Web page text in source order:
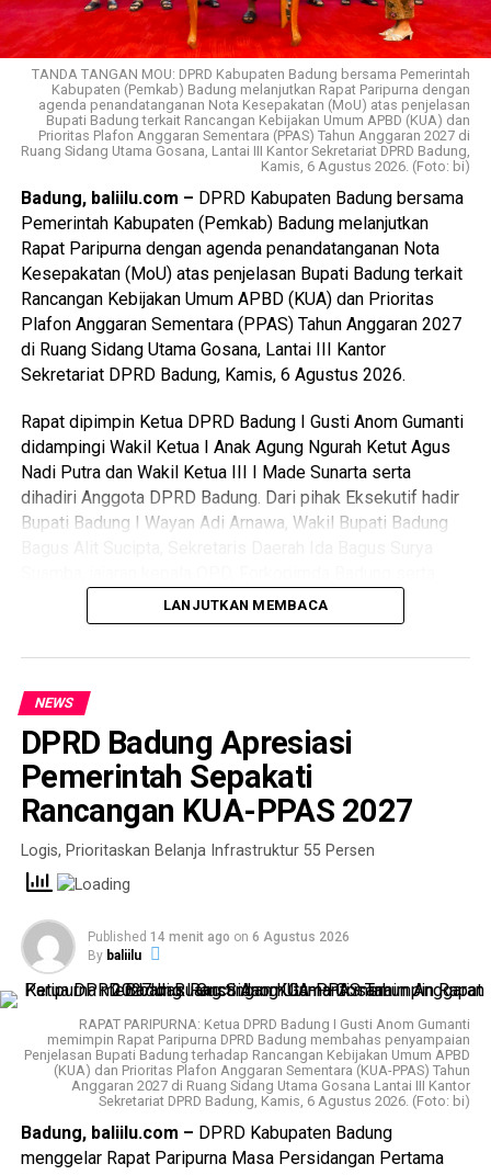
TANDA TANGAN MOU: DPRD Kabupaten Badung bersama Pemerintah
Kabupaten (Pemkab) Badung melanjutkan Rapat Paripurna dengan
agenda penandatanganan Nota Kesepakatan (MoU) atas penjelasan
Bupati Badung terkait Rancangan Kebijakan Umum APBD (KUA) dan
Prioritas Plafon Anggaran Sementara (PPAS) Tahun Anggaran 2027 di
Ruang Sidang Utama Gosana, Lantai III Kantor Sekretariat DPRD Badung,
Kamis, 6 Agustus 2026. (Foto: bi)
Badung, baliilu.com – DPRD Kabupaten Badung bersama
Pemerintah Kabupaten (Pemkab) Badung melanjutkan
Rapat Paripurna dengan agenda penandatanganan Nota
Kesepakatan (MoU) atas penjelasan Bupati Badung terkait
Rancangan Kebijakan Umum APBD (KUA) dan Prioritas
Plafon Anggaran Sementara (PPAS) Tahun Anggaran 2027
di Ruang Sidang Utama Gosana, Lantai III Kantor
Sekretariat DPRD Badung, Kamis, 6 Agustus 2026.
Rapat dipimpin Ketua DPRD Badung I Gusti Anom Gumanti
didampingi Wakil Ketua I Anak Agung Ngurah Ketut Agus
Nadi Putra dan Wakil Ketua III I Made Sunarta serta
dihadiri Anggota DPRD Badung. Dari pihak Eksekutif hadir
Bupati Badung I Wayan Adi Arnawa, Wakil Bupati Badung
tamu undangan lainnya.
Kesepakatan bersama Bupati Badung KUA-PPAS Tahun
Anggaran 2027.
Sesuai penjelasan I Gusti Made Putra Kencana, S.H.,
Kepala Bagian Fasilitas Pengawasan pada Sekretariat
DPRD Kabupaten Badung (Setwan Badung), Anom Gumanti
memaparkan bahwa APBD 2027 sudah mencapai angka Rp
14 triliun lebih.
Meski demikian, Anom Gumanti memberi saran kepada
Bupati Badung beserta OPD terkait bahwa bukan semata-
mata angkanya tinggi, tapi paling penting adalah tetap
menerapkan prinsip kehati-hatian, kemudian
menerjemahkan APBD itu memang betul-betul
menimbulkan asas manfaat bagi masyarakat Badung.
Oleh karena itu, Anom Gumanti berharap mudah-mudahan
setiap tahun seperti yang sudah dilaporkan Pendapatan
Asli Daerah (PAD) Badung bisa semakin meningkat dan
tahun berikutnya meningkat pula.
LANJUTKAN MEMBACA
NEWS
DPRD Badung Apresiasi
Pemerintah Sepakati
Rancangan KUA-PPAS 2027
Logis, Prioritaskan Belanja Infrastruktur 55 Persen
Published 14 menit ago on 6 Agustus 2026
By baliilu
RAPAT PARIPURNA: Ketua DPRD Badung I Gusti Anom Gumanti
memimpin Rapat Paripurna DPRD Badung membahas penyampaian
Penjelasan Bupati Badung terhadap Rancangan Kebijakan Umum APBD
(KUA) dan Prioritas Plafon Anggaran Sementara (KUA-PPAS) Tahun
Anggaran 2027 di Ruang Sidang Utama Gosana Lantai III Kantor
Sekretariat DPRD Badung, Kamis, 6 Agustus 2026. (Foto: bi)
Badung, baliilu.com – DPRD Kabupaten Badung
menggelar Rapat Paripurna Masa Persidangan Pertama